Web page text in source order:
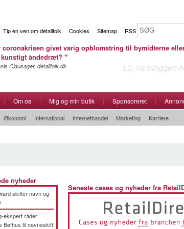
Tip en ven om detailfolk Cookies Sitemap RSS
coronakrisen givet varig opblomstring til bymidterne
åndedræt? "
Clausager, detailfolk.dk Lï¿½s bloggen
| Om os | Mig og min butik | Sponsoreret |
Økonomi International Internethandel Marketing Karriere
nyheder
skifter navn og
ekspert råder
Bøfhus til navneskift
Seneste cases og nyheder fra